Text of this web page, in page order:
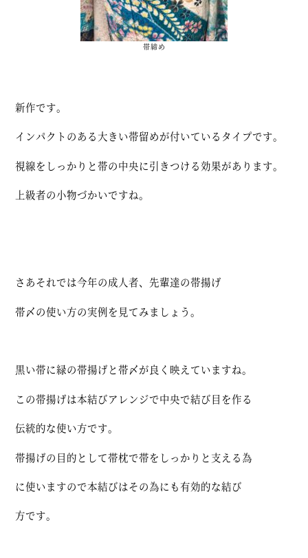
帯締め
新作です。
インパクトのある大きい帯留めが付いているタイプです。
視線をしっかりと帯の中央に引きつける効果があります。
上級者の小物づかいですね。
さあそれでは今年の成人者、先輩達の帯揚げ
帯〆の使い方の実例を見てみましょう。
黒い帯に緑の帯揚げと帯〆が良く映えていますね。
この帯揚げは本結びアレンジで中央で結び目を作る
伝統的な使い方です。
帯揚げの目的として帯枕で帯をしっかりと支える為
に使いますので本結びはその為にも有効的な結び
方です。